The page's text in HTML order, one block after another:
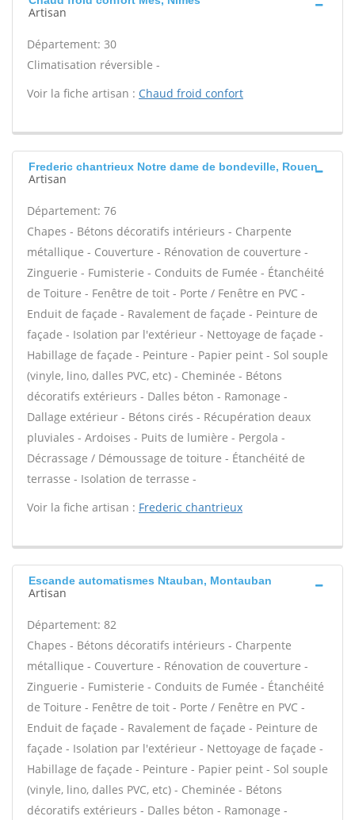
Artisan
Département: 30
Climatisation réversible -
Voir la fiche artisan : Chaud froid confort
Frederic chantrieux Notre dame de bondeville, Rouen
Artisan
Département: 76
Chapes - Bétons décoratifs intérieurs - Charpente
métallique - Couverture - Rénovation de couverture -
Zinguerie - Fumisterie - Conduits de Fumée - Étanchéité
de Toiture - Fenêtre de toit - Porte / Fenêtre en PVC -
Enduit de façade - Ravalement de façade - Peinture de
façade - Isolation par l'extérieur - Nettoyage de façade -
Habillage de façade - Peinture - Papier peint - Sol souple
(vinyle, lino, dalles PVC, etc) - Cheminée - Bétons
décoratifs extérieurs - Dalles béton - Ramonage -
Dallage extérieur - Bétons cirés - Récupération deaux
pluviales - Ardoises - Puits de lumière - Pergola -
Décrassage / Démoussage de toiture - Étanchéité de
terrasse - Isolation de terrasse -
Voir la fiche artisan : Frederic chantrieux
Escande automatismes Ntauban, Montauban
Artisan
Département: 82
Chapes - Bétons décoratifs intérieurs - Charpente
métallique - Couverture - Rénovation de couverture -
Zinguerie - Fumisterie - Conduits de Fumée - Étanchéité
de Toiture - Fenêtre de toit - Porte / Fenêtre en PVC -
Enduit de façade - Ravalement de façade - Peinture de
façade - Isolation par l'extérieur - Nettoyage de façade -
Habillage de façade - Peinture - Papier peint - Sol souple
(vinyle, lino, dalles PVC, etc) - Cheminée - Bétons
décoratifs extérieurs - Dalles béton - Ramonage -